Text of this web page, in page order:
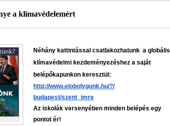
a klímavédelemért
Néhány kattintással csatlakozhatunk a globális
klímavédelmi kezdeményezéshez a saját
belépőkapunkon keresztül:
http://www.elobolygonk.hu/?/
budapest/szent_imre
Az iskolák versenyében minden belépés egy
pontot ér!